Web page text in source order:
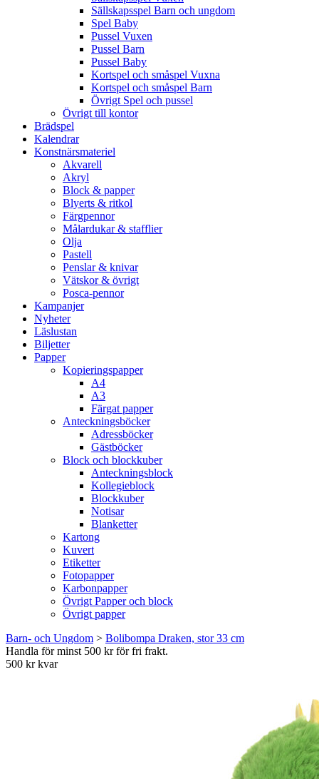
Sällskapsspel Barn och ungdom
Spel Baby
Pussel Vuxen
Pussel Barn
Pussel Baby
Kortspel och småspel Vuxna
Kortspel och småspel Barn
Övrigt Spel och pussel
Övrigt till kontor
Brädspel
Kalendrar
Konstnärsmateriel
Akvarell
Akryl
Block & papper
Blyerts & ritkol
Färgpennor
Målardukar & stafflier
Olja
Pastell
Penslar & knivar
Vätskor & övrigt
Posca-pennor
Kampanjer
Nyheter
Läslustan
Biljetter
Papper
Kopieringspapper
A4
A3
Färgat papper
Anteckningsböcker
Adressböcker
Gästböcker
Block och blockkuber
Anteckningsblock
Kollegieblock
Blockkuber
Notisar
Blanketter
Kartong
Kuvert
Etiketter
Fotopapper
Karbonpapper
Övrigt Papper och block
Övrigt papper
Barn- och Ungdom > Bolibompa Draken, stor 33 cm
Handla för minst 500 kr för fri frakt.
500 kr kvar